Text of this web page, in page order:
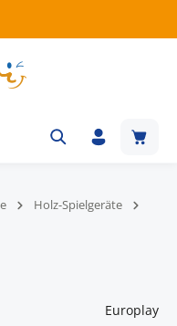
Holz-Spielgeräte
Europlay